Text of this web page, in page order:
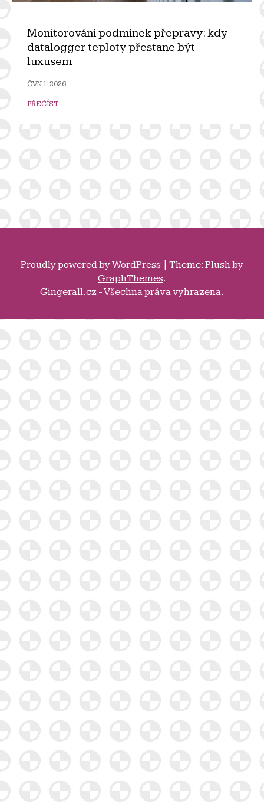
Monitorování podmínek přepravy: kdy
datalogger teploty přestane být
luxusem
ČVN 1, 2026
PŘEČÍST
Proudly powered byWordPress
Theme: Plush by
GraphThemes.
Gingerall.cz - Všechna práva vyhrazena.